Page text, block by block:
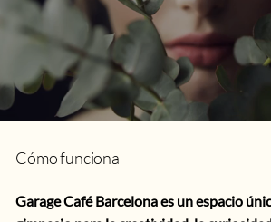
Cómo funciona
Garage Café Barcelona es un espacio